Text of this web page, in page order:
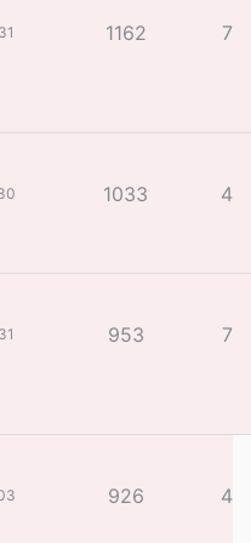
1162 7
1033 4
953 7
926 4